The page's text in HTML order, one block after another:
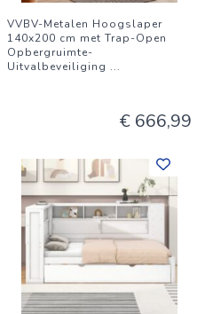
VVBV-Metalen Hoogslaper
140x200 cm met Trap-Open
Opbergruimte-
Uitvalbeveiliging ...
€ 666,99